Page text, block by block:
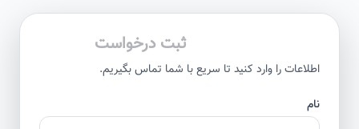
ثبت درخواست
اطلاعات را وارد کنید تا سریع با شما تماس بگیریم.